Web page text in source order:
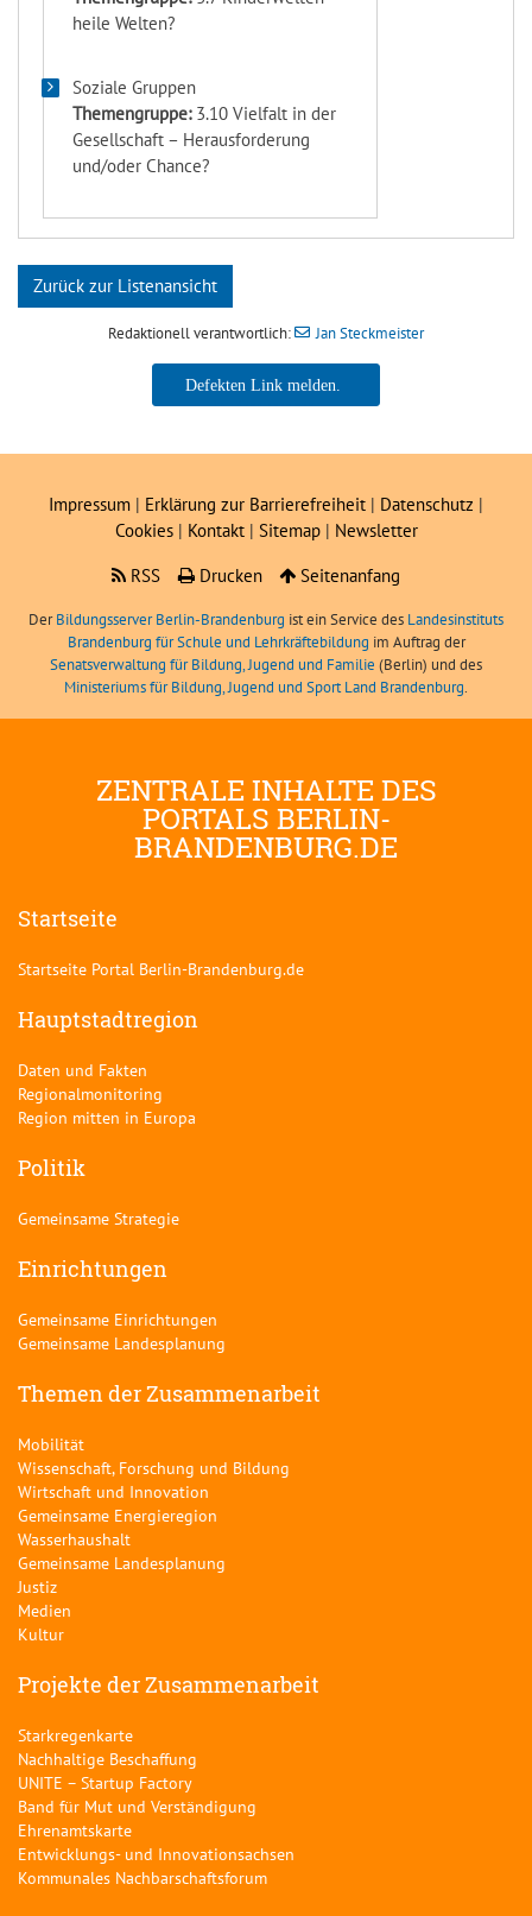
heile Welten?
Soziale Gruppen
Themengruppe: 3.10 Vielfalt in der
Gesellschaft – Herausforderung
und/oder Chance?
Zurück zur Listenansicht
Redaktionell verantwortlich: Jan Steckmeister
Jan Steckmeister
Impressum | Erklärung zur Barrierefreiheit | Datenschutz |
Cookies| Kontakt | Sitemap| Newsletter
RSS
Drucken Seitenanfang
DerBildungsserver Berlin-Brandenburg ist ein Service des Landesinstituts
Brandenburg für Schule und Lehrkräftebildung im Auftrag der
Senatsverwaltung für Bildung, Jugend und Familie (Berlin) und des
Ministeriums für Bildung, Jugend und Sport Land Brandenburg.
ZENTRALE INHALTE DES
PORTALS BERLIN-
BRANDENBURG.DE
Startseite
Startseite Portal Berlin-Brandenburg.de
Hauptstadtregion
Daten und Fakten
Regionalmonitoring
Region mitten in Europa
Politik
Gemeinsame Strategie
Einrichtungen
Gemeinsame Einrichtungen
Gemeinsame Landesplanung
Themen der Zusammenarbeit
Mobilität
Wissenschaft, Forschung und Bildung
Wirtschaft und Innovation
Gemeinsame Energieregion
Wasserhaushalt
Gemeinsame Landesplanung
Justiz
Medien
Kultur
Projekte der Zusammenarbeit
Starkregenkarte
Nachhaltige Beschaffung
UNITE – Startup Factory
Band für Mut und Verständigung
Ehrenamtskarte
Entwicklungs- und Innovationsachsen
Kommunales Nachbarschaftsforum